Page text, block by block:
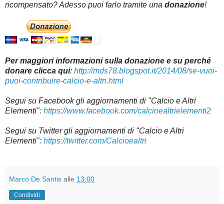
ricompensato? Adesso puoi farlo tramite una donazione!
Per maggiori informazioni sulla donazione e su perché
donare clicca qui: http://mds78.blogspot.it/2014/08/se-vuoi-
puoi-contribuire-calcio-e-altri.html
Segui su Facebook gli aggiornamenti di "Calcio e Altri
Elementi": https://www.facebook.com/calcioealtrielementi2
Segui su Twitter gli aggiornamenti di "Calcio e Altri
Elementi": https://twitter.com/Calcioealtri
Marco De Santis alle 13:00
Condividi